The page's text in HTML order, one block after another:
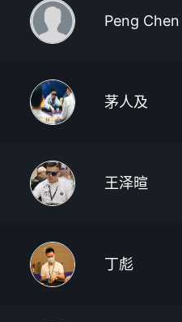
Peng Chen
茅人及
王泽暄
丁彪